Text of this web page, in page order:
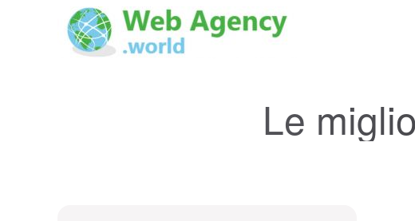
Le